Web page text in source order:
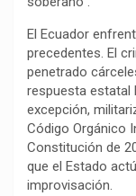
k
p
El Ecuador
precedentes. El
penetrado
respuesta estatal
excepción,
Código Orgánico
Constitución de
que el Estado
improvisación.